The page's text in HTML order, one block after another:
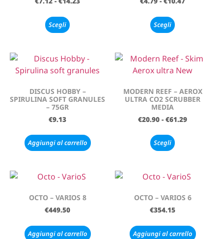
Scegli Scegli
DISCUS HOBBY –
SPIRULINA SOFT GRANULES
– 75GR
€9.13
Aggiungi al carrello
MODERN REEF – AEROX
ULTRA CO2 SCRUBBER
MEDIA
€20.90 - €61.29
Scegli
OCTO – VARIOS 8
€449.50
Aggiungi al carrello
OCTO – VARIOS 6
€354.15
Aggiungi al carrello